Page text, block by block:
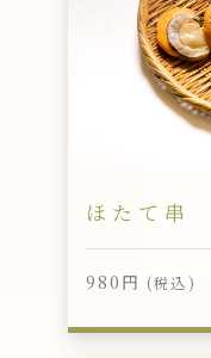
ほたて串
980円 (税込)